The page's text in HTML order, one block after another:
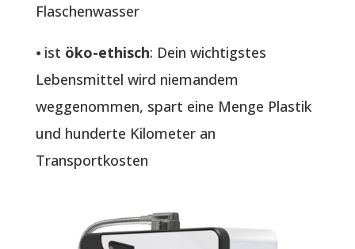
Flaschenwasser
⦁ ist öko-ethisch: Dein wichtigstes
Lebensmittel wird niemandem
weggenommen, spart eine Menge Plastik
und hunderte Kilometer an
Transportkosten